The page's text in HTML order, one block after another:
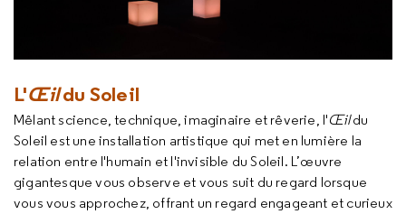
L'Œildu Soleil
Mêlant science, technique, imaginaire et rêverie, l'Œildu
Soleil est une installation artistique qui met en lumière la
relation entre l'humain et l'invisible du Soleil. L’œuvre
gigantesque vous observe et vous suit du regard lorsque
vous vous approchez, offrant un regard engageant et curieux